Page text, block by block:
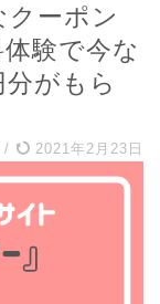
クーポン
験で今な
がもら
/ 2021年2月23日